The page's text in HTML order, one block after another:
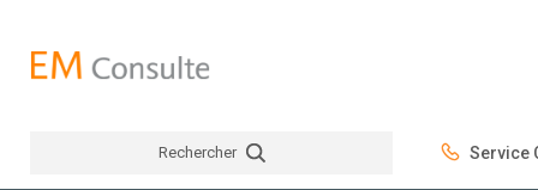
Rechercher Service